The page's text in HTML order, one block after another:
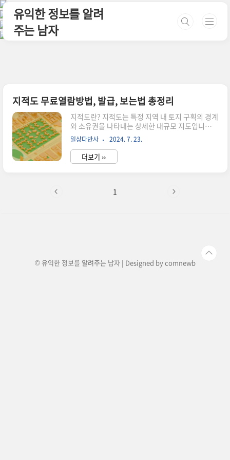
본문 바로가기
유익한 정보를 알려
주는 남자
지적도 무료열람방법, 발급, 보는법 총정리
지적도란? 지적도는 특정 지역 내 토지 구획의 경계
와 소유권을 나타내는 상세한 대규모 지도입니다.
이 지도는 토지 행정, 재산세, 법률 문서 등 다양한
목적으로 사용됩니다. 지적도의 몇 가지 주요 기능
과 용도는 다음과 같습니다.신청방법으로는 인터
넷, 방문, FAX, 우편, 민원우편, 전화가 있습니다.수
신청서처리기간 : 즉시 처리해줍니다.신청자격 : 누
일상다반사 2024. 7. 23.
더보기 ››
1
© 유익한 정보를 알려주는 남자 | Designed bycomnewb